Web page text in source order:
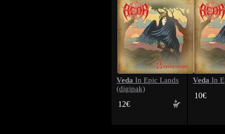
Veda In Epic Lands
(digipak)
12€
Veda In
10€